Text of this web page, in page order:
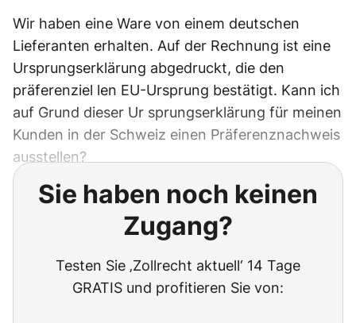
Wir haben eine Ware von einem deutschen
Lieferanten erhalten. Auf der Rechnung ist eine
Ursprungserklärung abgedruckt, die den
präferenziel len EU-Ursprung bestätigt. Kann ich
auf Grund dieser Ur sprungserklärung für meinen
Kunden in der Schweiz einen Präferenznachweis
ausstellen?
Sie haben noch keinen
Zugang?
Testen Sie ‚Zollrecht aktuell‘ 14 Tage
GRATIS und profitieren Sie von: